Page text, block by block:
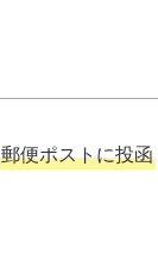
郵便ポストに投函